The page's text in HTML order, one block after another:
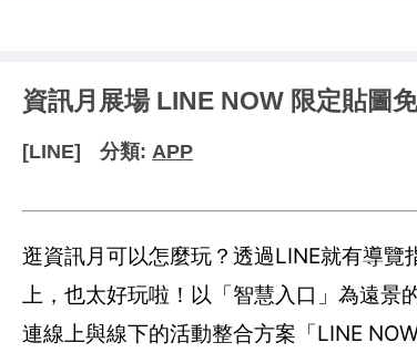
資訊月展場 LINE NOW 限定貼圖
[LINE] 分類: APP
逛資訊月可以怎麼玩？透過LINE就有導
上，也太好玩啦！以「智慧入口」為遠景
連線上與線下的活動整合方案「LINE